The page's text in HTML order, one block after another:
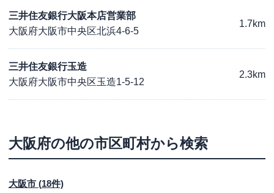
三井住友銀行大阪本店営業部
大阪府大阪市中央区北浜4-6-5
1.7km
三井住友銀行玉造
大阪府大阪市中央区玉造1-5-12
2.3km
大阪府の他の市区町村から検索
大阪市 (18件)